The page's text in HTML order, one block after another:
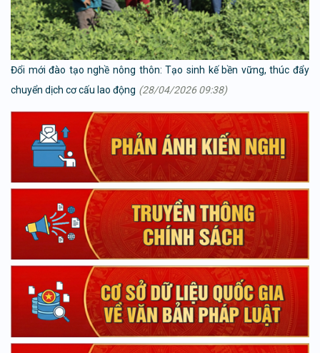
Đổi mới đào tạo nghề nông thôn: Tạo sinh kế bền vững, thúc đẩy
chuyển dịch cơ cấu lao động (28/04/2026 09:38)